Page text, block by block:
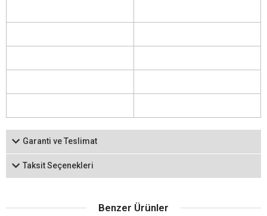
Garanti ve Teslimat
Taksit Seçenekleri
Benzer Ürünler